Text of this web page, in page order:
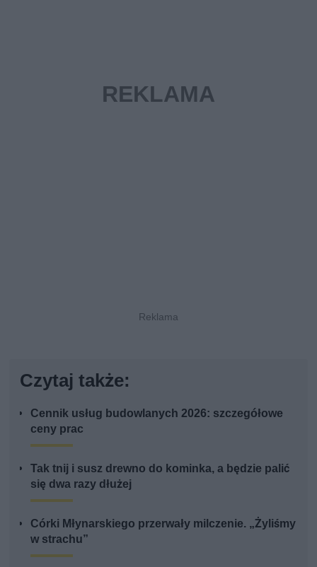
Czytaj także:
Cennik usług budowlanych 2026: szczegółowe
ceny prac
Tak tnij i susz drewno do kominka, a będzie palić
się dwa razy dłużej
Córki Młynarskiego przerwały milczenie. „Żyliśmy
w strachu”